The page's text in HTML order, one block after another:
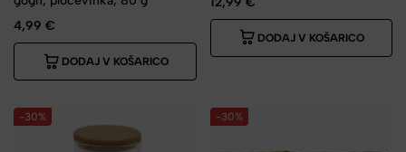
4,99 €
DODAJ V KOŠARICO
DODAJ V KOŠARICO
-30% -30%